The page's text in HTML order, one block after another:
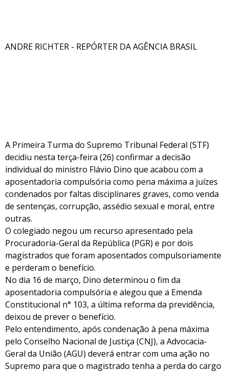
ANDRE RICHTER - REPÓRTER DA AGÊNCIA BRASIL
A Primeira Turma do Supremo Tribunal Federal (STF)
decidiu nesta terça-feira (26) confirmar a decisão
individual do ministro Flávio Dino que acabou com a
aposentadoria compulsória como pena máxima a juízes
condenados por faltas disciplinares graves, como venda
de sentenças, corrupção, assédio sexual e moral, entre
outras.
O colegiado negou um recurso apresentado pela
Procuradoria-Geral da República (PGR) e por dois
magistrados que foram aposentados compulsoriamente
e perderam o benefício.
No dia 16 de março, Dino determinou o fim da
aposentadoria compulsória e alegou que a Emenda
Constitucional n° 103, a última reforma da previdência,
deixou de prever o benefício.
Pelo entendimento, após condenação à pena máxima
pelo Conselho Nacional de Justiça (CNJ), a Advocacia-
Geral da União (AGU) deverá entrar com uma ação no
Supremo para que o magistrado tenha a perda do cargo